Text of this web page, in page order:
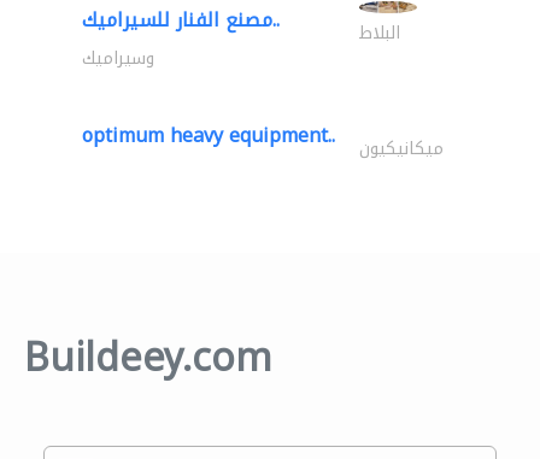
مصنع الفنار للسيراميك.. البلاط
وسيراميك
optimum heavy equipment.. ميكانيكيون
Buildeey.com